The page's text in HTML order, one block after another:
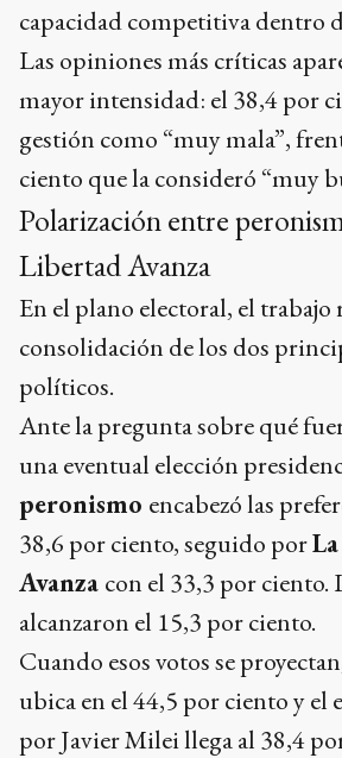
capacidad competitiva dentro
Las opiniones más críticas
mayor intensidad: el 38,4 por
gestión como “muy mala”,
ciento que la consideró “muy
Polarización entre
Libertad Avanza
En el plano electoral, el trabajo
consolidación de los dos
políticos.
Ante la pregunta sobre qué
una eventual elección
peronismo encabezó las
38,6 por ciento, seguido por
Avanza con el 33,3 por ciento.
alcanzaron el 15,3 por ciento.
Cuando esos votos se
ubica en el 44,5 por ciento y el
por Javier Milei llega al 38,4